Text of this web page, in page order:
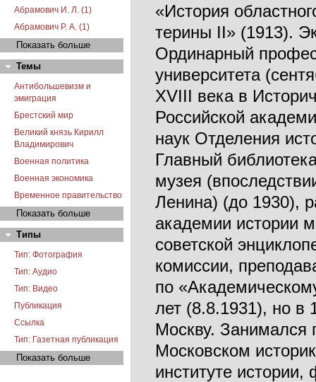
Абрамович И. Л. (1)
Абрамович Р. А. (1)
Показать больше
Темы
Антибольшевизм и
эмиграция
Брестский мир
Великий князь Кирилл
Владимирович
Военная политика
Военная экономика
Временное правительство
Показать больше
Типы
Тип: Фотография
Тип: Аудио
Тип: Видео
Публикация
Ссылка
Тип: Газетная публикация
Показать больше
«История
терины II» (1913).
Ординарный
университета
XVIII века в
Российской
наук Отделения
Главный
музея
Ленина) (до 1930),
академии истории
советской
комиссии,
по
лет (8.8.1931), но в
Москву. Занимался
Московском
институте